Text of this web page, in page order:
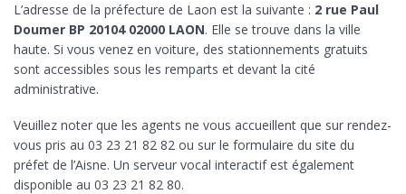
L’adresse de la préfecture de Laon est la suivante : 2 rue Paul
Doumer BP 20104 02000 LAON. Elle se trouve dans la ville
haute. Si vous venez en voiture, des stationnements gratuits
sont accessibles sous les remparts et devant la cité
administrative.
Veuillez noter que les agents ne vous accueillent que sur rendez-
vous pris au 03 23 21 82 82 ou sur le formulaire du site du
préfet de l’Aisne. Un serveur vocal interactif est également
disponible au 03 23 21 82 80.